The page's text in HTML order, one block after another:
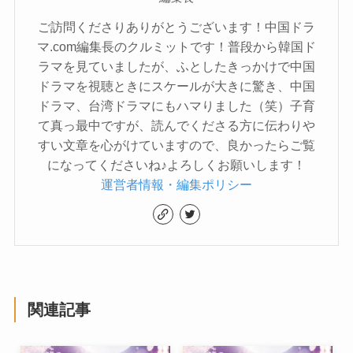
ご訪問くださりありがとうございます！中国ドラ
マ.com編集長のクルミットです！普段から韓国ド
ラマを見ていましたが、ふとしたきっかけで中国
ドラマを視聴ときにスケールが大きに驚き、中国
ドラマ、台湾ドラマにもハマりました（笑）子育
て真っ最中ですが、読んでくださる方に伝わりや
すい文章を心がけていますので、良かったらご覧
になってくださいね♪よろしくお願いします！
運営者情報・編集ポリシー
関連記事